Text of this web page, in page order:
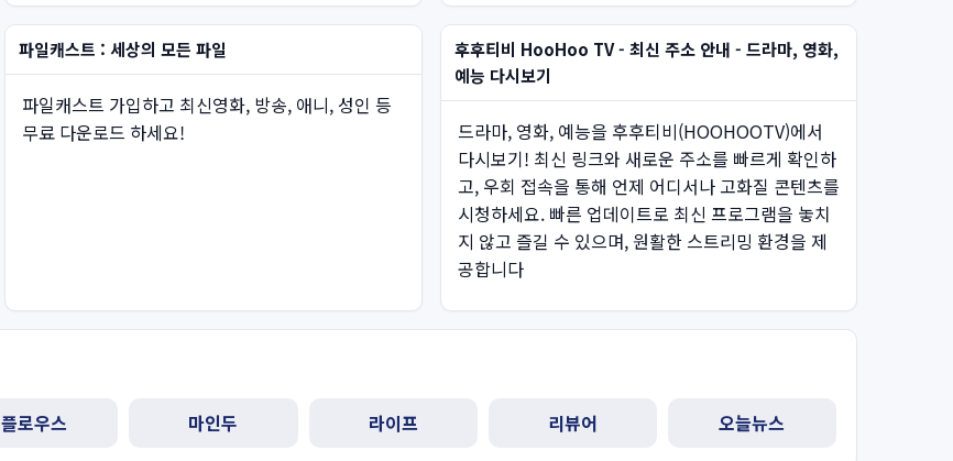
파일캐스트 : 세상의 모든 파일
파일캐스트 가입하고 최신영화, 방송, 애니, 성인 등
무료 다운로드 하세요!
후후티비 HooHoo TV - 최신 주소 안내 - 드라마, 영화,
예능 다시보기
드라마, 영화, 예능을 후후티비(HOOHOOTV)에서
다시보기! 최신 링크와 새로운 주소를 빠르게 확인하
고, 우회 접속을 통해 언제 어디서나 고화질 콘텐츠를
시청하세요. 빠른 업데이트로 최신 프로그램을 놓치
지 않고 즐길 수 있으며, 원활한 스트리밍 환경을 제
공합니다
플로우스 마인두 라이프 리뷰어 오늘뉴스